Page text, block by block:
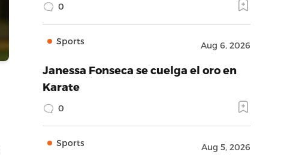
0
Sports Aug 6, 2026
Janessa Fonseca se cuelga el oro en
Karate
0
Sports Aug 5, 2026